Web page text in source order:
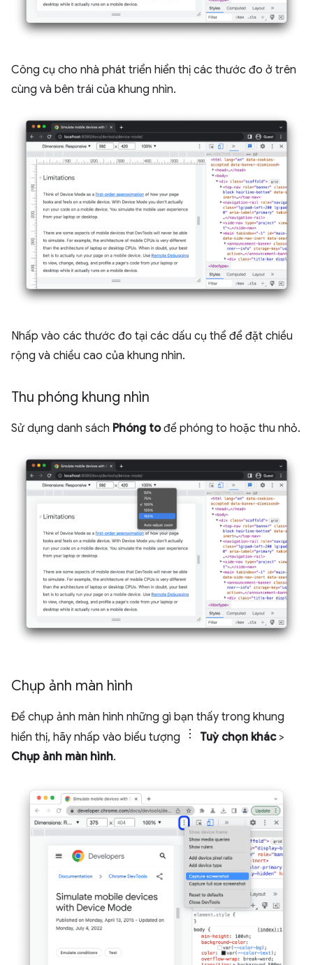
Công cụ cho nhà phát triển hiển thị các thước đo ở trên
cùng và bên trái của khung nhìn.
Nhấp vào các thước đo tại các dấu cụ thể để đặt chiều
rộng và chiều cao của khung nhìn.
Thu phóng khung nhìn
Sử dụng danh sách Phóng tođể phóng to hoặc thu nhỏ.
Chụp ảnh màn hình
Để chụp ảnh màn hình những gì bạn thấy trong khung
hiển thị, hãy nhấp vào biểu tượng
Tuỳ chọn khác>
Chụp ảnh màn hình.